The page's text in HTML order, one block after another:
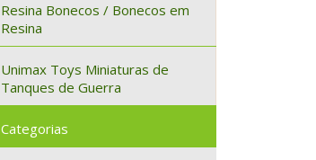
Resina Bonecos / Bonecos em
Resina
Unimax Toys Miniaturas de
Tanques de Guerra
Categorias